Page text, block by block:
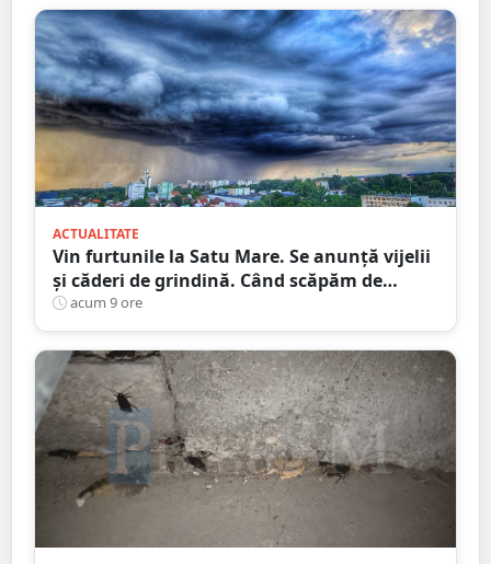
ACTUALITATE
Vin furtunile la Satu Mare. Se anunță vijelii
și căderi de grindină. Când scăpăm de
caniculă
acum 9 ore